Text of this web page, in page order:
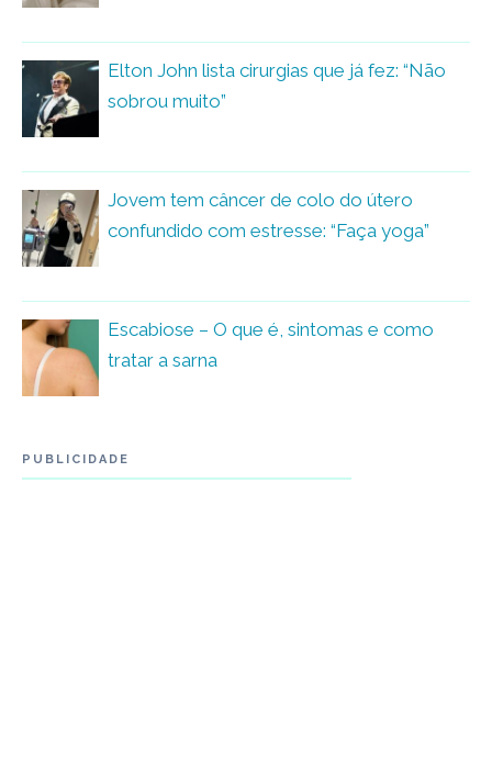
Elton John lista cirurgias que já fez: “Não
sobrou muito”
Jovem tem câncer de colo do útero
confundido com estresse: “Faça yoga”
Escabiose – O que é, sintomas e como
tratar a sarna
PUBLICIDADE